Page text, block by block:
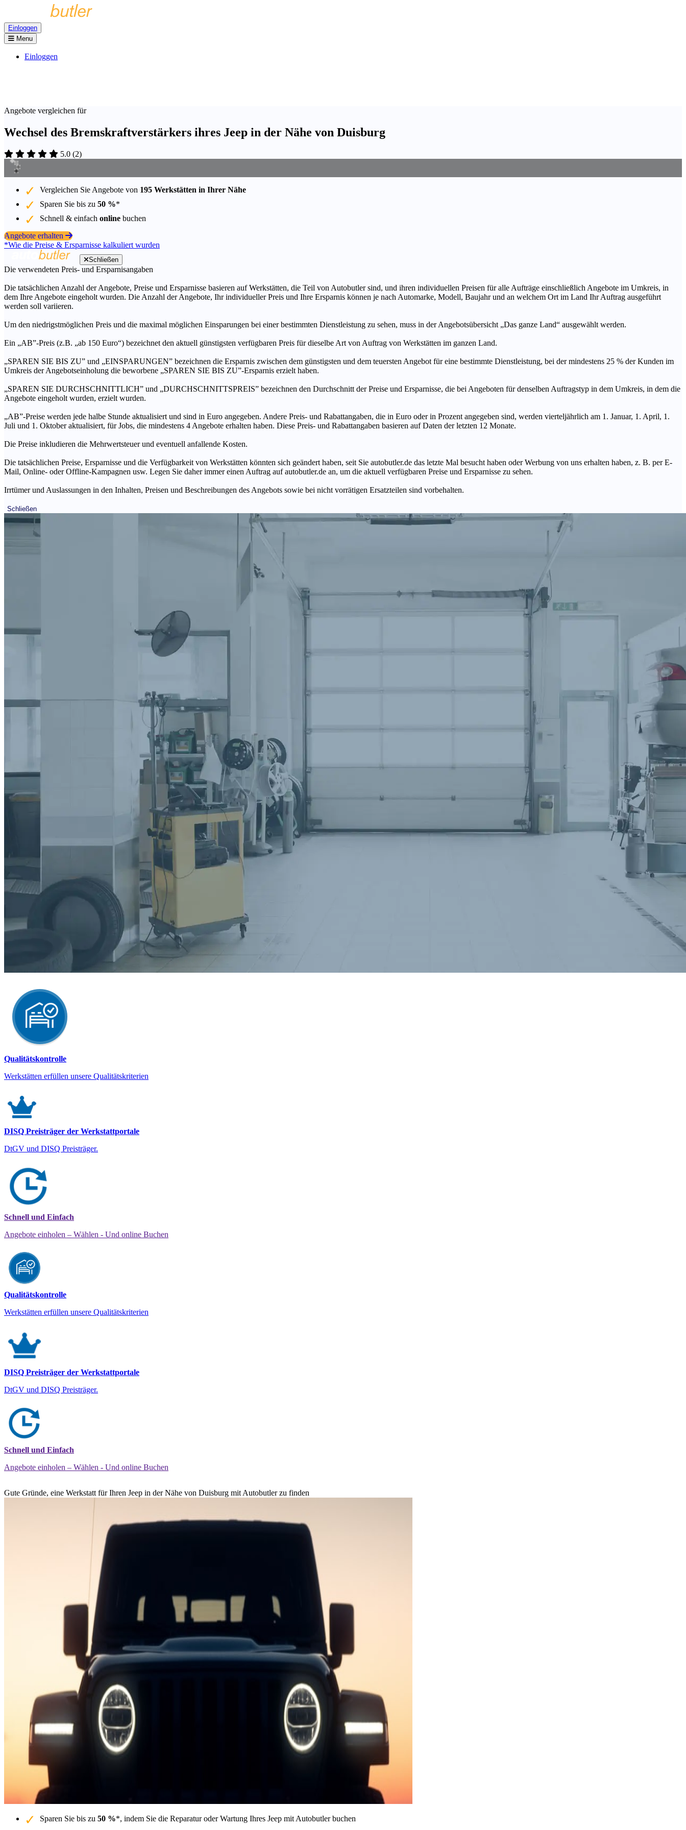
Einloggen
Menu
Einloggen
Angebote vergleichen für
Wechsel des Bremskraftverstärkers ihres Jeep in der Nähe von Duisburg
5.0 (2)
Vergleichen Sie Angebote von 195 Werkstätten in Ihrer Nähe
Sparen Sie bis zu 50 %*
Schnell & einfach online buchen
Angebote erhalten
*Wie die Preise & Ersparnisse kalkuliert wurden
Schließen
Die verwendeten Preis- und Ersparnisangaben
Die tatsächlichen Anzahl der Angebote, Preise und Ersparnisse basieren auf Werkstätten, die Teil von Autobutler sind, und ihren individuellen Preisen für alle Aufträge einschließlich Angebote im Umkreis, in
dem Ihre Angebote eingeholt wurden. Die Anzahl der Angebote, Ihr individueller Preis und Ihre Ersparnis können je nach Automarke, Modell, Baujahr und an welchem Ort im Land Ihr Auftrag ausgeführt
werden soll variieren.
Um den niedrigstmöglichen Preis und die maximal möglichen Einsparungen bei einer bestimmten Dienstleistung zu sehen, muss in der Angebotsübersicht „Das ganze Land“ ausgewählt werden.
Ein „AB”-Preis (z.B. „ab 150 Euro“) bezeichnet den aktuell günstigsten verfügbaren Preis für dieselbe Art von Auftrag von Werkstätten im ganzen Land.
„SPAREN SIE BIS ZU” und „EINSPARUNGEN” bezeichnen die Ersparnis zwischen dem günstigsten und dem teuersten Angebot für eine bestimmte Dienstleistung, bei der mindestens 25 % der Kunden im
Umkreis der Angebotseinholung die beworbene „SPAREN SIE BIS ZU”-Ersparnis erzielt haben.
„SPAREN SIE DURCHSCHNITTLICH” und „DURCHSCHNITTSPREIS” bezeichnen den Durchschnitt der Preise und Ersparnisse, die bei Angeboten für denselben Auftragstyp in dem Umkreis, in dem die
Angebote eingeholt wurden, erzielt wurden.
„AB”-Preise werden jede halbe Stunde aktualisiert und sind in Euro angegeben. Andere Preis- und Rabattangaben, die in Euro oder in Prozent angegeben sind, werden vierteljährlich am 1. Januar, 1. April, 1.
Juli und 1. Oktober aktualisiert, für Jobs, die mindestens 4 Angebote erhalten haben. Diese Preis- und Rabattangaben basieren auf Daten der letzten 12 Monate.
Die Preise inkludieren die Mehrwertsteuer und eventuell anfallende Kosten.
Die tatsächlichen Preise, Ersparnisse und die Verfügbarkeit von Werkstätten könnten sich geändert haben, seit Sie autobutler.de das letzte Mal besucht haben oder Werbung von uns erhalten haben, z. B. per E-
Mail, Online- oder Offline-Kampagnen usw. Legen Sie daher immer einen Auftrag auf autobutler.de an, um die aktuell verfügbaren Preise und Ersparnisse zu sehen.
Irrtümer und Auslassungen in den Inhalten, Preisen und Beschreibungen des Angebots sowie bei nicht vorrätigen Ersatzteilen sind vorbehalten.
Schließen
Qualitätskontrolle
Werkstätten erfüllen unsere Qualitätskriterien
DISQ Preisträger der Werkstattportale
DtGV und DISQ Preisträger.
Schnell und Einfach
Angebote einholen – Wählen - Und online Buchen
Qualitätskontrolle
Werkstätten erfüllen unsere Qualitätskriterien
DISQ Preisträger der Werkstattportale
DtGV und DISQ Preisträger.
Schnell und Einfach
Angebote einholen – Wählen - Und online Buchen
Gute Gründe, eine Werkstatt für Ihren Jeep in der Nähe von Duisburg mit Autobutler zu finden
Sparen Sie bis zu 50 %*, indem Sie die Reparatur oder Wartung Ihres Jeep mit Autobutler buchen